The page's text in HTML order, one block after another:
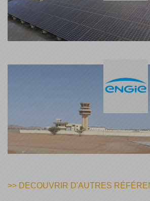
>> DECOUVRIR D'AUTRES